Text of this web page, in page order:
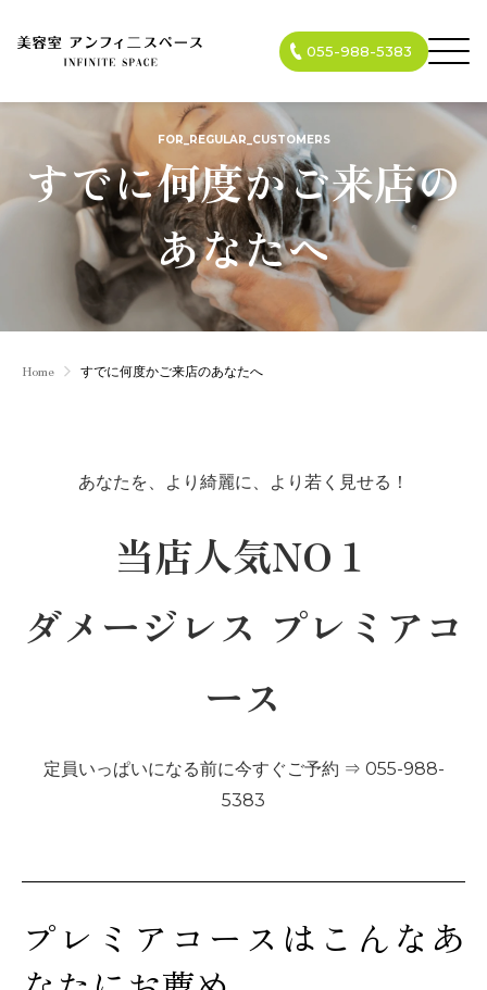
055-988-5383
FOR_REGULAR_CUSTOMERS
すでに何度かご来店の
あなたへ
Home すでに何度かご来店のあなたへ
あなたを、より綺麗に、より若く見せる！
当店人気NO１
ダメージレス プレミアコ
ース
定員いっぱいになる前に今すぐご予約 ⇒ 055-988-
5383
プレミアコースはこんなあ